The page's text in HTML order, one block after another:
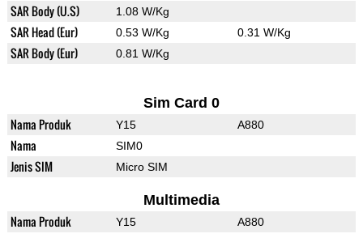
SAR Body (U.S) 1.08 W/Kg
SAR Head (Eur) 0.53 W/Kg 0.31 W/Kg
SAR Body (Eur) 0.81 W/Kg
Sim Card 0
Nama Produk Y15 A880
Nama SIM0
Jenis SIM Micro SIM
Multimedia
Nama Produk Y15 A880